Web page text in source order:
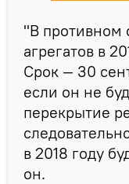
"В противном
агрегатов в
Срок — 30
если он не
перекрытие
в 2018 году
он.